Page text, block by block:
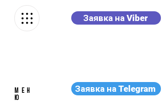
Заявка на Viber
Заявка на Telegram
МЕН
Ю